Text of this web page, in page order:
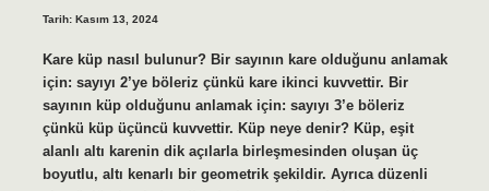
Tarih: Kasım 13, 2024
Kare küp nasıl bulunur? Bir sayının kare olduğunu anlamak
için: sayıyı 2’ye böleriz çünkü kare ikinci kuvvettir. Bir
sayının küp olduğunu anlamak için: sayıyı 3’e böleriz
çünkü küp üçüncü kuvvettir. Küp neye denir? Küp, eşit
alanlı altı karenin dik açılarla birleşmesinden oluşan üç
boyutlu, altı kenarlı bir geometrik şekildir. Ayrıca düzenli